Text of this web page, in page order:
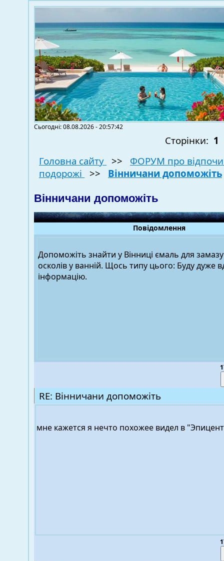
Сьогодні: 08.08.2026 - 20:57:42
Сторінки: 1
Головна сайту
>> ФОРУМ про
подорожі
>> Вінничани допоможіть
Вінничани допоможіть
Повідомлення
Допоможіть знайти у Вінниці ємаль для
осколів у ванній. Щось типу цього: Буду дуже
інформацію.
RE: Вінничани допоможіть
мне кажется я нечто похожее видел в